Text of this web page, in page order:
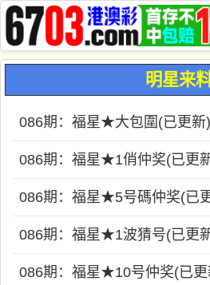
明星来
086期：福星★大包圍(已更新
086期：福星★1俏仲奖(已更
086期：福星★5号碼仲奖(已
086期：福星★1波猜号(已更
086期：福星★10号仲奖(已更